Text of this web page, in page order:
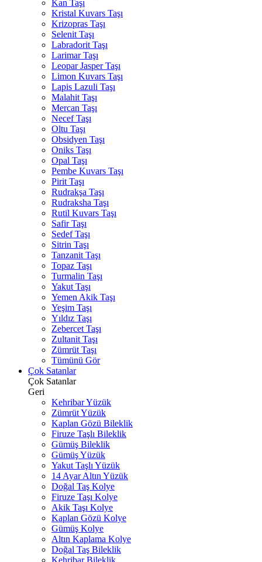
Kan Taşı
Kristal Kuvars Taşı
Krizopras Taşı
Selenit Taşı
Labradorit Taşı
Larimar Taşı
Leopar Jasper Taşı
Limon Kuvars Taşı
Lapis Lazuli Taşı
Malahit Taşı
Mercan Taşı
Necef Taşı
Oltu Taşı
Obsidyen Taşı
Oniks Taşı
Opal Taşı
Pembe Kuvars Taşı
Pirit Taşı
Rudrakşa Taşı
Rudraksha Taşı
Rutil Kuvars Taşı
Safir Taşı
Sedef Taşı
Sitrin Taşı
Tanzanit Taşı
Topaz Taşı
Turmalin Taşı
Yakut Taşı
Yemen Akik Taşı
Yeşim Taşı
Yıldız Taşı
Zebercet Taşı
Zultanit Taşı
Zümrüt Taşı
Tümünü Gör
Çok Satanlar
Çok Satanlar
Geri
Kehribar Yüzük
Zümrüt Yüzük
Kaplan Gözü Bileklik
Firuze Taşlı Bileklik
Gümüş Bileklik
Gümüş Yüzük
Yakut Taşlı Yüzük
14 Ayar Altın Yüzük
Doğal Taş Kolye
Firuze Taşı Kolye
Akik Taşı Kolye
Kaplan Gözü Kolye
Gümüş Kolye
Altın Kaplama Kolye
Doğal Taş Bileklik
Kehribar Bileklik